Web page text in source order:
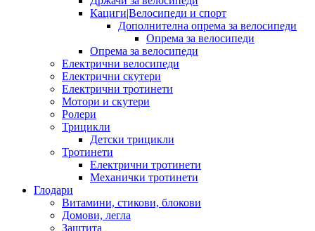
Кациги|Велосипеди и спорт
Дополнителна опрема за велосипеди
Опрема за велосипеди
Опрема за велосипеди
Електрични велосипеди
Електрични скутери
Електрични тротинети
Мотори и скутери
Ролери
Трицикли
Детски трицикли
Тротинети
Електрични тротинети
Механички тротинети
Глодари
Витамини, стикови, блокови
Домови, легла
Заштита